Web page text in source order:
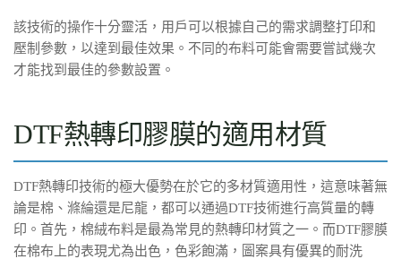
該技術的操作十分靈活，用戶可以根據自己的需求調整打印和
壓制參數，以達到最佳效果。不同的布料可能會需要嘗試幾次
才能找到最佳的參數設置。
DTF熱轉印膠膜的適用材質
DTF熱轉印技術的極大優勢在於它的多材質適用性，這意味著無
論是棉、滌綸還是尼龍，都可以通過DTF技術進行高質量的轉
印。首先，棉絨布料是最為常見的熱轉印材質之一。而DTF膠膜
在棉布上的表現尤為出色，色彩飽滿，圖案具有優異的耐洗